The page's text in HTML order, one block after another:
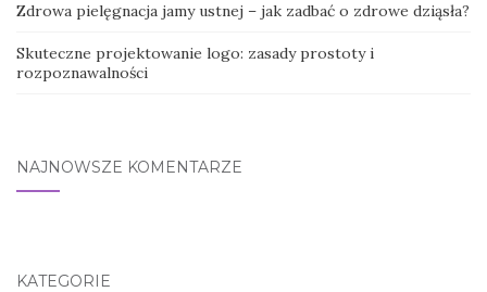
Zdrowa pielęgnacja jamy ustnej – jak zadbać o zdrowe dziąsła?
Skuteczne projektowanie logo: zasady prostoty i
rozpoznawalności
NAJNOWSZE KOMENTARZE
KATEGORIE